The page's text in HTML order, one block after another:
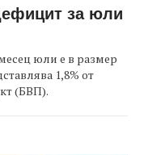
за юли
юли е в размер
1,8% от
(БВП).